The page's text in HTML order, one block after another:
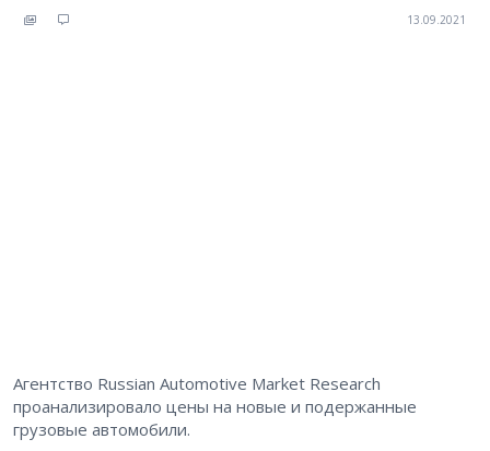
13.09.2021
Агентство Russian Automotive Market Research
проанализировало цены на новые и подержанные
грузовые автомобили.